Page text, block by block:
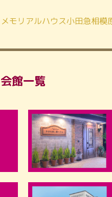
ハウス小田急相模原 ～家族葬～「かしこいお葬式の
会館一覧